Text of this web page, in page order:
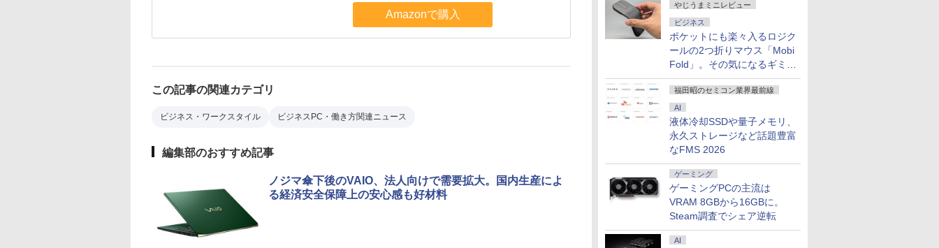
やじうまミニレビュー
ビジネス
ポケットにも楽々入るロジク
ールの2つ折りマウス「Mobi
Fold」。その気になるギミッ
クとは？
福田昭のセミコン業界最前線
AI
液体冷却SSDや量子メモリ、
永久ストレージなど話題豊富
なFMS 2026
ゲーミング
ゲーミングPCの主流は
VRAM 8GBから16GBに。
Steam調査でシェア逆転
AI
Amazonで購入
この記事の関連カテゴリ
ビジネス・ワークスタイル ビジネスPC・働き方関連ニュース
編集部のおすすめ記事
ノジマ傘下後のVAIO、法人向けで需要拡大。国内生産によ
る経済安全保障上の安心感も好材料